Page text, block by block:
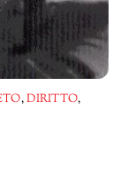
,DIRITTO,